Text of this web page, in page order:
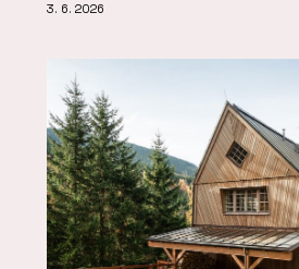
3. 6. 2026